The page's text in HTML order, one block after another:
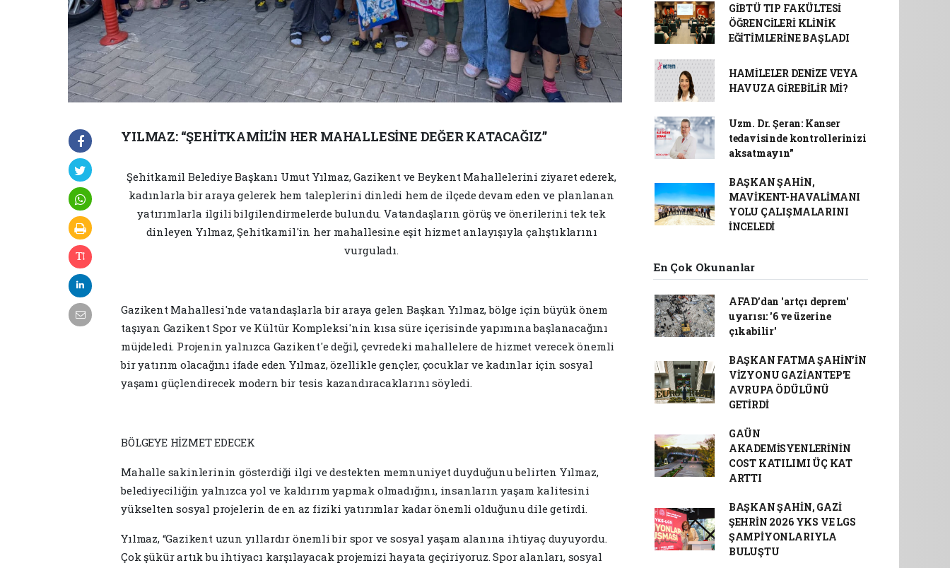
YILMAZ: “ŞEHİTKAMİL’İN HER MAHALLESİNE DEĞER KATACAĞIZ”
Şehitkamil Belediye Başkanı Umut Yılmaz, Gazikent ve Beykent Mahallelerini ziyaret ederek,
kadınlarla bir araya gelerek hem taleplerini dinledi hem de ilçede devam eden ve planlanan
yatırımlarla ilgili bilgilendirmelerde bulundu. Vatandaşların görüş ve önerilerini tek tek
dinleyen Yılmaz, Şehitkamil'in her mahallesine eşit hizmet anlayışıyla çalıştıklarını
vurguladı.
Gazikent Mahallesi'nde vatandaşlarla bir araya gelen Başkan Yılmaz, bölge için büyük önem
taşıyan Gazikent Spor ve Kültür Kompleksi'nin kısa süre içerisinde yapımına başlanacağını
müjdeledi. Projenin yalnızca Gazikent'e değil, çevredeki mahallelere de hizmet verecek önemli
bir yatırım olacağını ifade eden Yılmaz, özellikle gençler, çocuklar ve kadınlar için sosyal
yaşamı güçlendirecek modern bir tesis kazandıracaklarını söyledi.
BÖLGEYE HİZMET EDECEK
Mahalle sakinlerinin gösterdiği ilgi ve destekten memnuniyet duyduğunu belirten Yılmaz,
belediyeciliğin yalnızca yol ve kaldırım yapmak olmadığını, insanların yaşam kalitesini
yükselten sosyal projelerin de en az fiziki yatırımlar kadar önemli olduğunu dile getirdi.
Yılmaz, “Gazikent uzun yıllardır önemli bir spor ve sosyal yaşam alanına ihtiyaç duyuyordu.
Çok şükür artık bu ihtiyacı karşılayacak projemizi hayata geçiriyoruz. Spor alanları, sosyal
GİBTÜ TIP FAKÜLTESİ
ÖĞRENCİLERİ KLİNİK
EĞİTİMLERİNE BAŞLADI
HAMİLELER DENİZE VEYA
HAVUZA GİREBİLİR Mİ?
Uzm. Dr. Şeran: Kanser
tedavisinde kontrollerinizi
aksatmayın"
BAŞKAN ŞAHİN,
MAVİKENT-HAVALİMANI
YOLU ÇALIŞMALARINI
İNCELEDİ
En Çok Okunanlar
AFAD’dan 'artçı deprem'
uyarısı: '6 ve üzerine
çıkabilir'
BAŞKAN FATMA ŞAHİN’İN
VİZYONU GAZİANTEP’E
AVRUPA ÖDÜLÜNÜ
GETİRDİ
GAÜN
AKADEMİSYENLERİNİN
COST KATILIMI ÜÇ KAT
ARTTI
BAŞKAN ŞAHİN, GAZİ
ŞEHRİN 2026 YKS VE LGS
ŞAMPİYONLARIYLA
BULUŞTU